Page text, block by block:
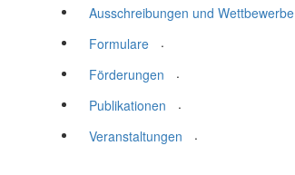
Ausschreibungen und Wettbewerbe
Formulare
.
Förderungen
.
Publikationen
.
Veranstaltungen
.